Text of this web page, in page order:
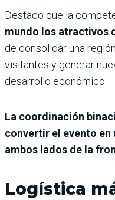
Destacó que la
mundo los atractivos
de consolidar una
visitantes y generar
desarrollo económico.
La coordinación
convertir el evento
ambos lados de la
Logística